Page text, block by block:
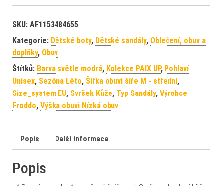
SKU: AF1153484655
Kategorie: Dětské boty, Dětské sandály, Oblečení, obuv a
doplňky, Obuv
Štítků: Barva světle modrá, Kolekce PAIX UP, Pohlaví
Unisex, Sezóna Léto, Šířka obuvi šíře M - střední,
Size_system EU, Svršek Kůže, Typ Sandály, Výrobce
Froddo, Výška obuvi Nízká obuv
Popis Další informace
Popis